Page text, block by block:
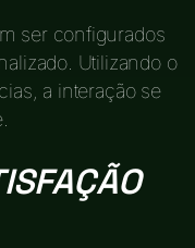
ser configurados
Utilizando o
a interação se